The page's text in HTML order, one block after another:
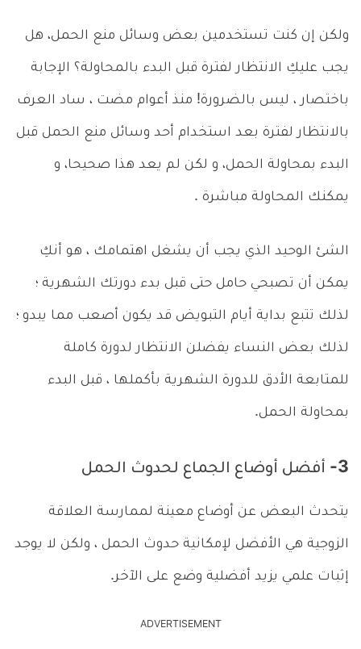
ولكن إن كنت تستخدمين بعض وسائل منع الحمل، هل
يجب عليكِ الانتظار لفترة قبل البدء بالمحاولة؟ الإجابة
باختصار ، ليس بالضرورة! منذ أعوام مضت ، ساد العرف
بالانتظار لفترة بعد استخدام أحد وسائل منع الحمل قبل
البدء بمحاولة الحمل، و لكن لم يعد هذا صحيحا، و
يمكنك المحاولة مباشرة .
الشئ الوحيد الذي يجب أن يشغل اهتمامك ، هو أنكِ
يمكن أن تصبحي حامل حتى قبل بدء دورتك الشهرية ؛
لذلك تتبع بداية أيام التبويض قد يكون أصعب مما يبدو ؛
لذلك بعض النساء يفضلن الانتظار لدورة كاملة
للمتابعة الأدق للدورة الشهرية بأكملها ، قبل البدء
بمحاولة الحمل.
3- أفضل أوضاع الجماع لحدوث الحمل
يتحدث البعض عن أوضاع معينة لممارسة العلاقة
الزوجية هي الأفضل لإمكانية حدوث الحمل ، ولكن لا يوجد
إثبات علمي يزيد أفضلية وضع على الآخر.
ADVERTISEMENT